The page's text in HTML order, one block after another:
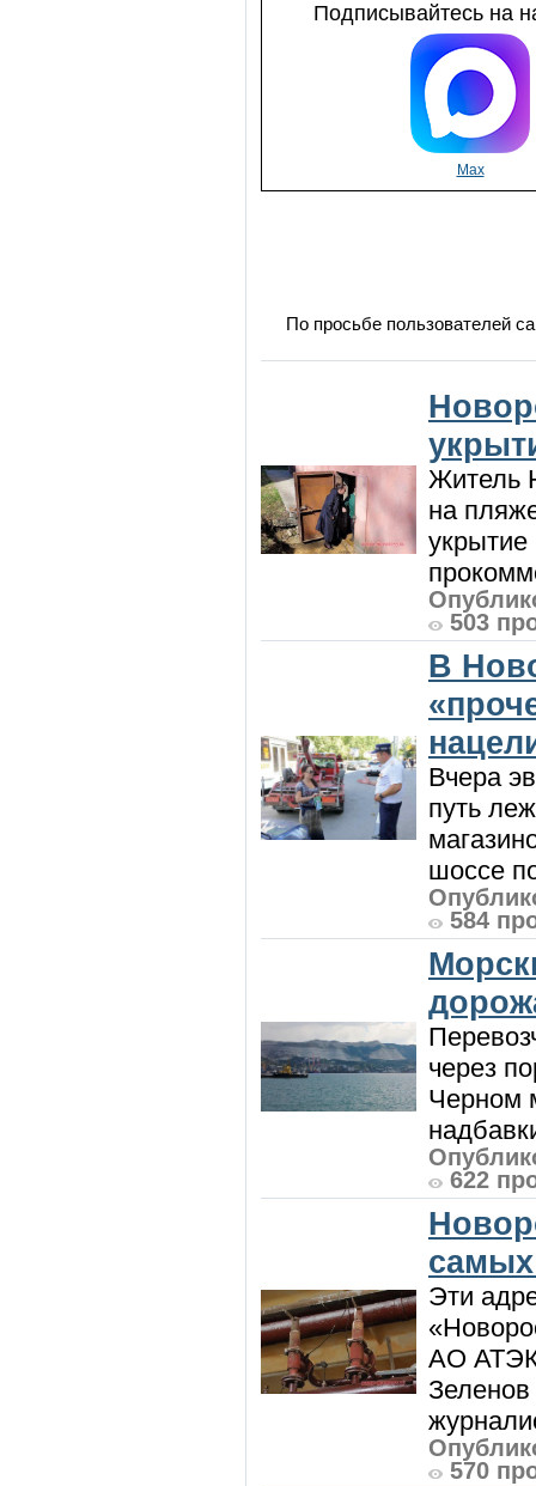
Подписывайтесь на
Max
По просьбе пользователей
Житель
на
503
В
Вчера
путь
шоссе
584
через
Черном
622
Эти
АО АТЭК
Зеленов
570